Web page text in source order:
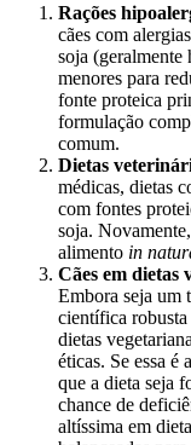
Rações
cães com
soja (geralmente
menores para
fonte proteica
formulação
comum.
Dietas
médicas, dietas
com fontes
soja.
alimento in
Cães em dietas
Embora seja um
científica
dietas
éticas. Se essa é
que a dieta seja
chance de
altíssima em